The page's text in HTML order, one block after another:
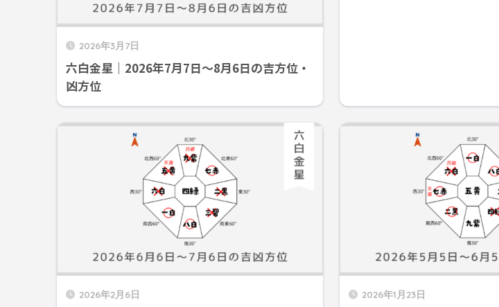
2026年3月7日
六白金星｜2026年7月7日～8月6日の吉方位・
凶方位
2026年2月6日 2026年1月23日